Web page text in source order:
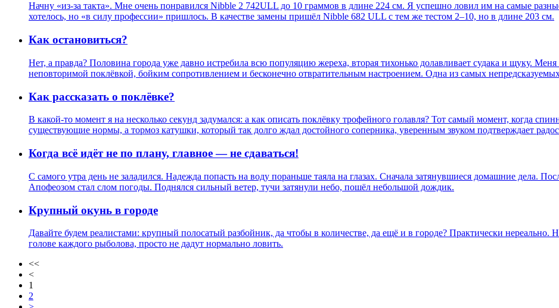
Начну «из-за такта». Мне очень понравился Nibble 2 742ULL до 10 граммов в длине 224 см. Я успешно ловил им на самые
хотелось, но «в силу профессии» пришлось. В качестве замены пришёл Nibble 682 ULL с тем же тестом 2–10, но в длине 203 см.
Как остановиться?
Нет, а правда? Половина города уже давно истребила всю популяцию жереха, вторая тихонько долавливает судака и щуку.
неповторимой поклёвкой, бойким сопротивлением и бесконечно отвратительным настроением. Одна из самых
Как рассказать о поклёвке?
В какой-то момент я на несколько секунд задумался: а как описать поклёвку трофейного голавля? Тот самый момент, когда
существующие нормы, а тормоз катушки, который так долго ждал достойного соперника, уверенным звуком подтверждает
Когда всё идёт не по плану, главное — не сдаваться!
С самого утра день не заладился. Надежда попасть на воду пораньше таяла на глазах. Сначала затянувшиеся домашние дела.
Апофеозом стал слом погоды. Поднялся сильный ветер, тучи затянули небо, пошёл небольшой дождик.
Крупный окунь в городе
Давайте будем реалистами: крупный полосатый разбойник, да чтобы в количестве, да ещё и в городе? Практически нереально.
голове каждого рыболова, просто не дадут нормально ловить.
<<
<
1
2